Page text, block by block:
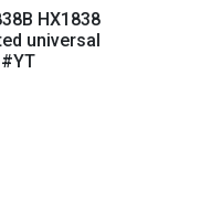
HX1838
universal